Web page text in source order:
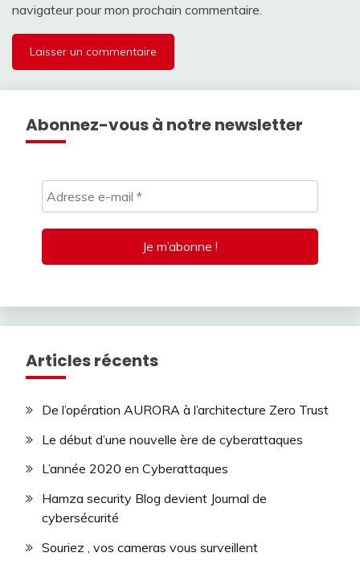
navigateur pour mon prochain commentaire.
Abonnez-vous à notre newsletter
Articles récents
De l’opération AURORA à l’architecture Zero Trust
Le début d’une nouvelle ère de cyberattaques
L’année 2020 en Cyberattaques
Hamza security Blog devient Journal de
cybersécurité
Souriez , vos cameras vous surveillent